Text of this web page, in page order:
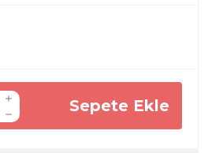
Sepete Ekle